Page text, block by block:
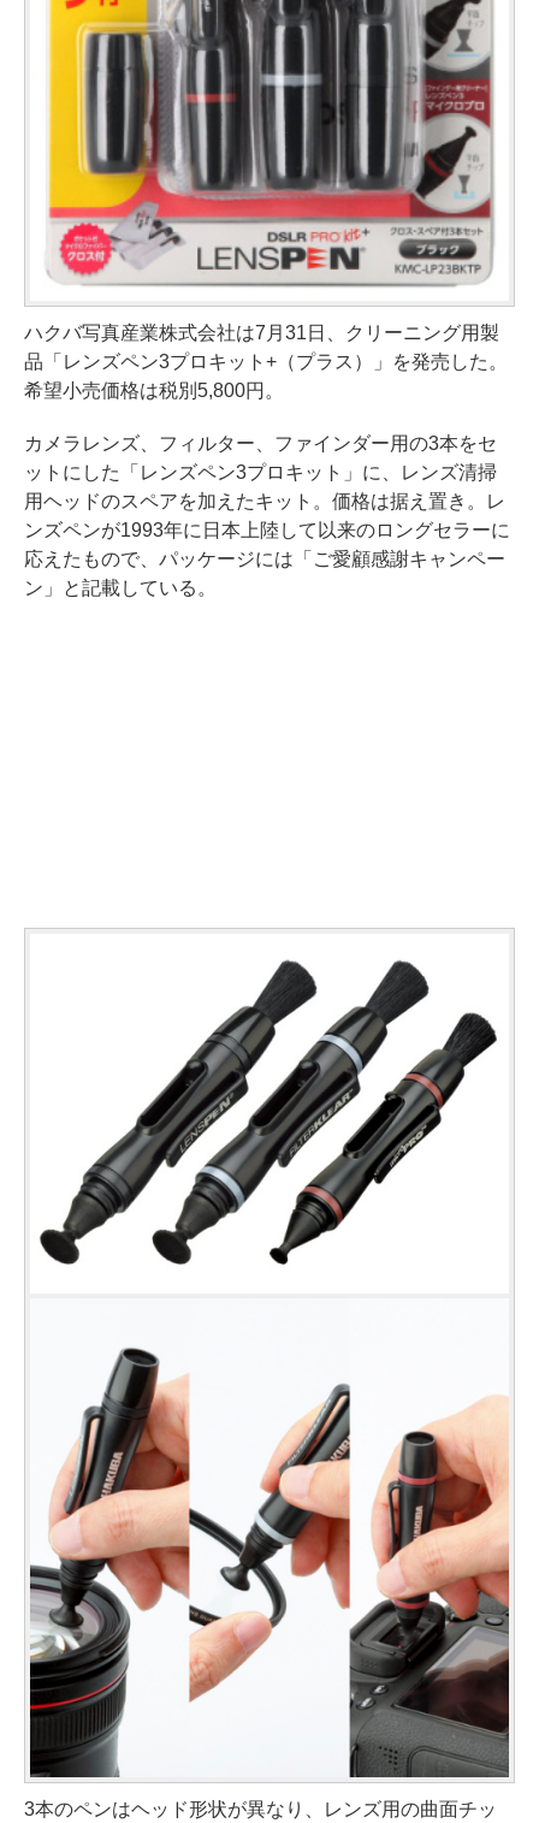
ハクバ写真産業株式会社は7月31日、クリーニング用製
品「レンズペン3プロキット+（プラス）」を発売した。
希望小売価格は税別5,800円。
カメラレンズ、フィルター、ファインダー用の3本をセ
ットにした「レンズペン3プロキット」に、レンズ清掃
用ヘッドのスペアを加えたキット。価格は据え置き。レ
ンズペンが1993年に日本上陸して以来のロングセラーに
応えたもので、パッケージには「ご愛顧感謝キャンペー
ン」と記載している。
3本のペンはヘッド形状が異なり、レンズ用の曲面チッ